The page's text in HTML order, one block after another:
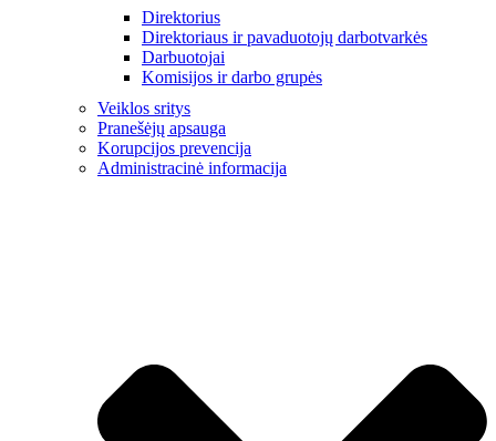
Direktorius
Direktoriaus ir pavaduotojų darbotvarkės
Darbuotojai
Komisijos ir darbo grupės
Veiklos sritys
Pranešėjų apsauga
Korupcijos prevencija
Administracinė informacija